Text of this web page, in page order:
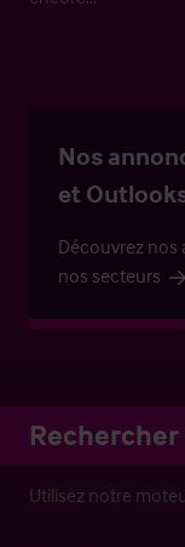
Nos
et
Découvrez nos
nos secteurs
Utilisez notre